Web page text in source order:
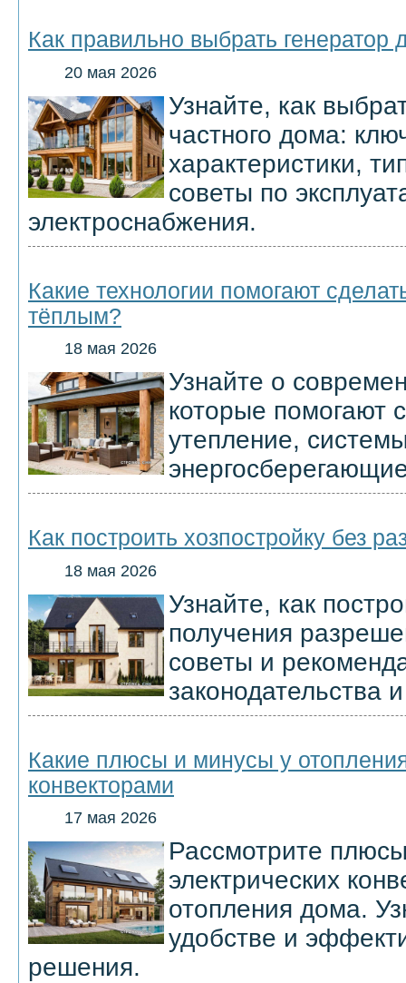
Как правильно выбрать генератор
20 мая 2026
Узнайте, как
частного дома:
характеристики,
советы по
электроснабжения.
Какие технологии помогают
тёплым?
18 мая 2026
Узнайте о
которые помогают
утепление,
Как построить хозпостройку без
18 мая 2026
Узнайте, как
получения
советы и
законодательства
Какие плюсы и минусы у
конвекторами
17 мая 2026
Рассмотрите
электрических
отопления дома.
удобстве и
решения.